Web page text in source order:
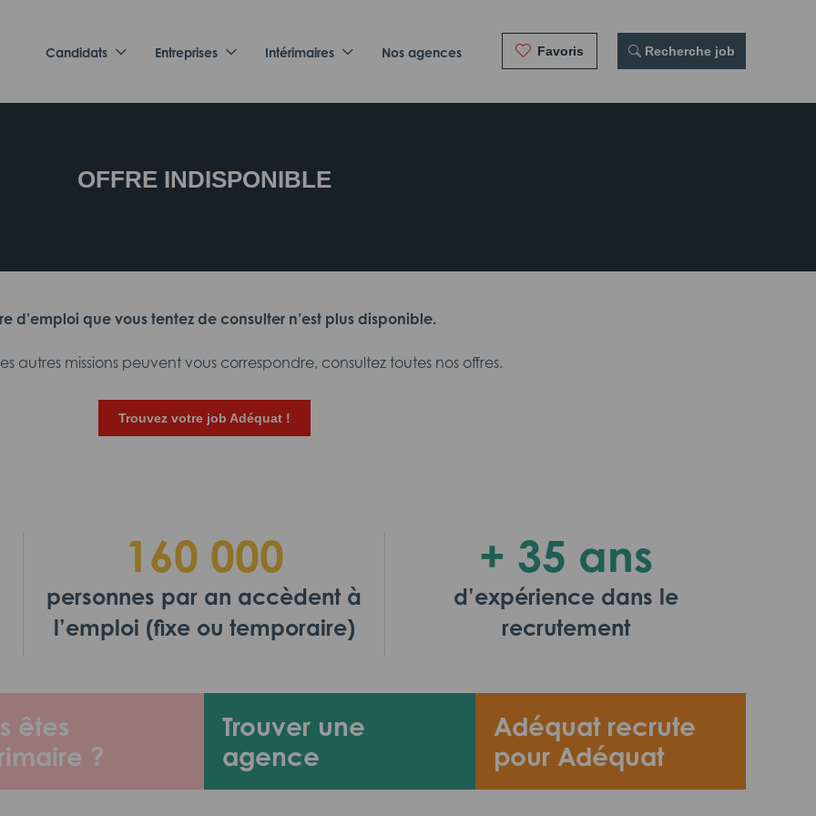
Candidats Entreprises Intérimaires Nos agences Favoris Recherche job
OFFRE INDISPONIBLE
d’emploi que vous tentez de consulter n’est plus disponible.
autres missions peuvent vous correspondre, consultez toutes nos offres.
Trouvez votre job Adéquat !
êtes
?
Trouver une
agence
Adéquat recrute
pour Adéquat
160 000
personnes par an accèdent à
l’emploi (fixe ou temporaire)
+ 35 ans
d’expérience dans le
recrutement